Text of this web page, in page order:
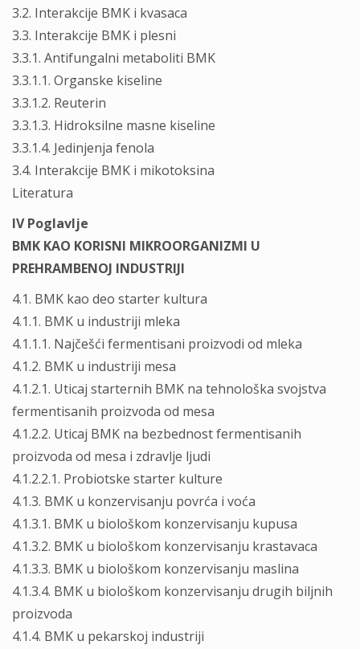
3.2. Interakcije BMK i kvasaca
3.3. Interakcije BMK i plesni
3.3.1. Antifungalni metaboliti BMK
3.3.1.1. Organske kiseline
3.3.1.2. Reuterin
3.3.1.3. Hidroksilne masne kiseline
3.3.1.4. Jedinjenja fenola
3.4. Interakcije BMK i mikotoksina
Literatura
IV Poglavlje
BMK KAO KORISNI MIKROORGANIZMI U
PREHRAMBENOJ INDUSTRIJI
4.1. BMK kao deo starter kultura
4.1.1. BMK u industriji mleka
4.1.1.1. Najčešći fermentisani proizvodi od mleka
4.1.2. BMK u industriji mesa
4.1.2.1. Uticaj starternih BMK na tehnološka svojstva
fermentisanih proizvoda od mesa
4.1.2.2. Uticaj BMK na bezbednost fermentisanih
proizvoda od mesa i zdravlje ljudi
4.1.2.2.1. Probiotske starter kulture
4.1.3. BMK u konzervisanju povrća i voća
4.1.3.1. BMK u biološkom konzervisanju kupusa
4.1.3.2. BMK u biološkom konzervisanju krastavaca
4.1.3.3. BMK u biološkom konzervisanju maslina
4.1.3.4. BMK u biološkom konzervisanju drugih biljnih
proizvoda
4.1.4. BMK u pekarskoj industriji